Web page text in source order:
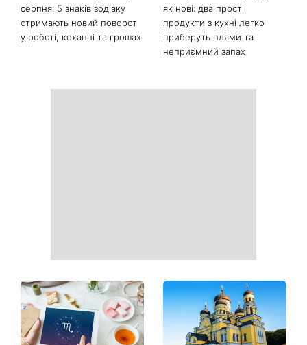
серпня: 5 знаків зодіаку
отримають новий поворот
у роботі, коханні та грошах
як нові: два прості
продукти з кухні легко
приберуть плями та
неприємний запах